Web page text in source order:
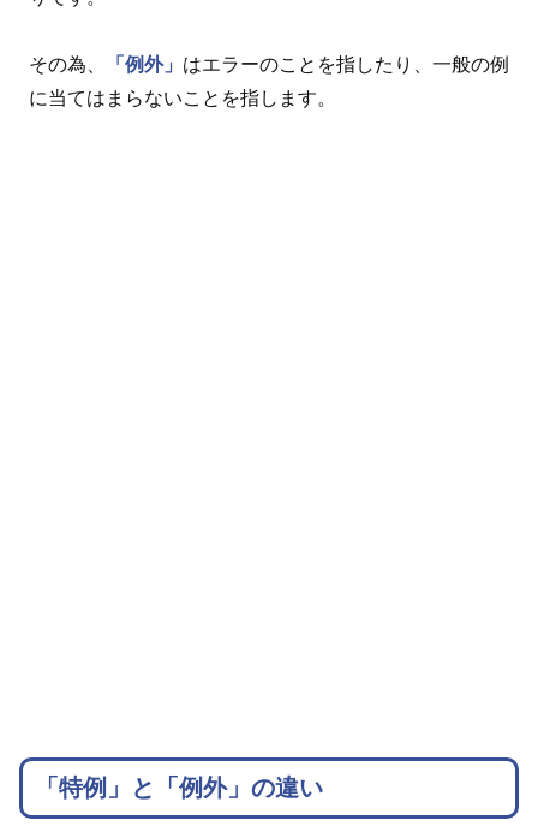
その為、 「例外」 はエラーのことを指したり、一般の例
に当てはまらないことを指します。
「特例」と「例外」の違い